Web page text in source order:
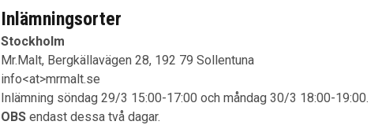
Inlämningsorter
Stockholm
Mr.Malt, Bergkällavägen 28, 192 79 Sollentuna
info<at>mrmalt.se
Inlämning söndag 29/3 15:00-17:00 och måndag 30/3 18:00-19:00.
OBS endast dessa två dagar.